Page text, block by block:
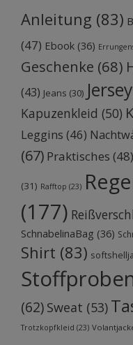
Anleitung (83)
(47) Ebook (36)
Geschenke (68)
(43) Jeans (30) Jersey
Kapuzenkleid (50)
Leggins (46)
(67) Praktisches (48)
(31) Rafftop (23)
(177)
SchnabelinaBag (36)
Shirt (83)
(62) Sweat (53)
Trotzkopfkleid (23)